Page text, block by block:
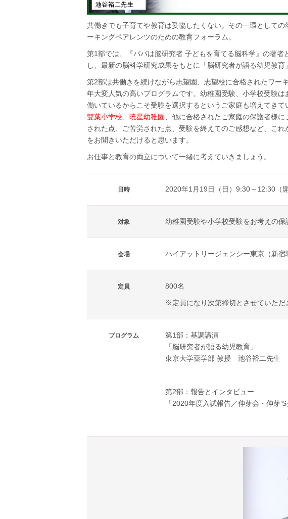
共働きでも子育てや教育は妥協したくない。その一環として
ーキングペアレンツのための教育フォーラム。
第1部では、『パパは脳研究者 子どもを育てる脳科学』の著
し、最新の脳科学研究成果をもとに「脳研究者が語る幼児教育
第2部は共働きを続けながら志望園、志望校に合格されたワー
年大変人気の高いプログラムです。幼稚園受験、小学校受験
働いているからこそ受験を選択するというご家庭も増えてきて
雙葉小学校、暁星幼稚園
、他に合格されたご家庭の保護者様
された点、ご苦労された点、受験を終えてのご感想など、こ
をお聞きいただけると思います。
お仕事と教育の両立について一緒に考えていきましょう。
日時 2020年1月19日（日）9:30～12:30（
対象 幼稚園受験や小学校受験をお考えの保
会場 ハイアットリージェンシー東京（新宿
定員 800名
※定員になり次第締切とさせていただ
プログラム
第1部：基調講演
「脳研究者が語る幼児教育」
東京大学薬学部 教授 池谷裕二先生
第2部：報告とインタビュー
「2020年度入試報告／伸芽会・伸芽